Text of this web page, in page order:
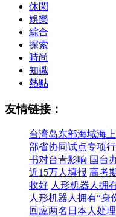
休閑
娛樂
綜合
探索
時尚
知識
熱點
友情链接：
台湾岛东部海域海
部省协同试点专项
书对台青影响 国台
近15万人填报 高考
收好 人形机器人拥
人形机器人拥有“身
回应两名日本人处